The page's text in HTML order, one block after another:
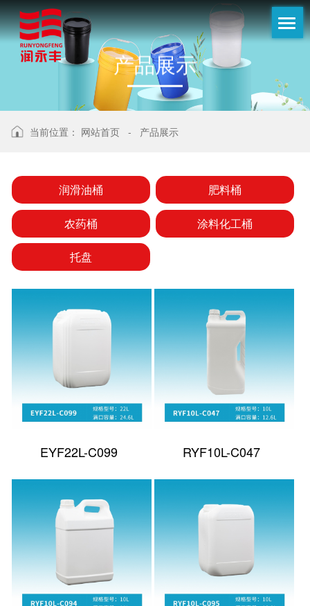
产品展示
当前位置： 网站首页 - 产品展示
润滑油桶 肥料桶
农药桶 涂料化工桶
托盘
EYF22L-C099 RYF10L-C047